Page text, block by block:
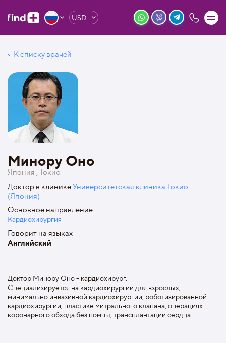
USD
К списку врачей
Минору Оно
Япония , Токио
Доктор в клиникеУниверситетская клиника Токио
(Япония)
Основное направление
Кардиохирургия
Говорит на языках
Английский
Доктор Минору Оно - кардиохирург.
Специализируется на кардиохирургии для взрослых,
минимально инвазивной кардиохирургии, роботизированной
кардиохирургии, пластике митрального клапана, операциях
коронарного обхода без помпы, трансплантации сердца.